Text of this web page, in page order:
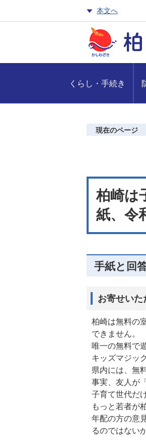
本文へ
くらし・手続き
現在のページ
柏崎は
紙、令
手紙と回
お寄せい
柏崎は無料の
できません。
唯一の無料で
キッズマジッ
県内には、無
事実、友人が
子育て世代だ
もっと若者が
年配の方の意
るのではない